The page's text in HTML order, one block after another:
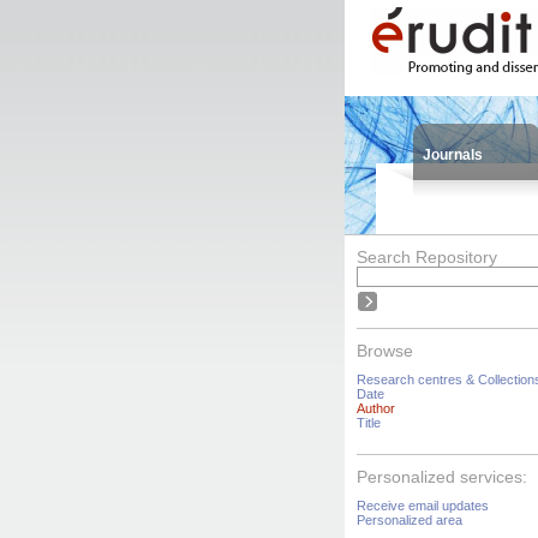
Journals
Search Repository
Browse
Research centres &
Date
Author
Title
Personalized services:
Receive email updates
Personalized area